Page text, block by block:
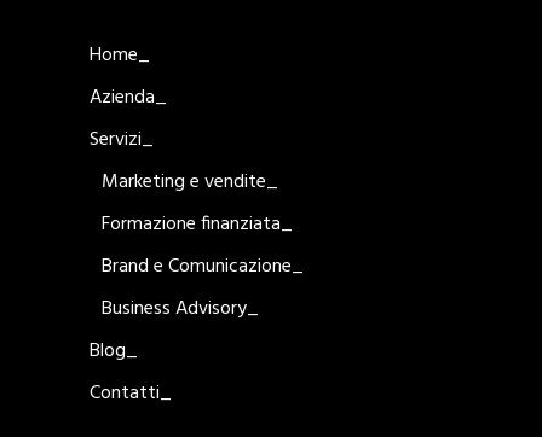
Home_
Azienda_
Servizi_
Marketing e vendite_
Formazione finanziata_
Brand e Comunicazione_
Business Advisory_
Blog_
Contatti_